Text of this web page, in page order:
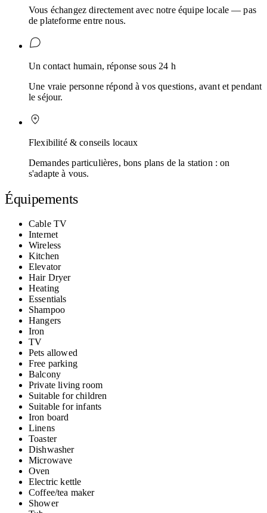
Vous échangez directement avec notre équipe locale — pas
de plateforme entre nous.
Un contact humain, réponse sous 24 h
Une vraie personne répond à vos questions, avant et pendant
le séjour.
Flexibilité & conseils locaux
Demandes particulières, bons plans de la station : on
s'adapte à vous.
Équipements
Cable TV
Internet
Wireless
Kitchen
Elevator
Hair Dryer
Heating
Essentials
Shampoo
Hangers
Iron
TV
Pets allowed
Free parking
Balcony
Private living room
Suitable for children
Suitable for infants
Iron board
Linens
Toaster
Dishwasher
Microwave
Oven
Electric kettle
Coffee/tea maker
Shower